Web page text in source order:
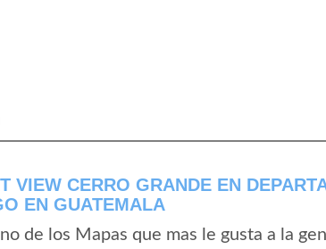
VIEW CERRO GRANDE EN
EN GUATEMALA
de los Mapas que mas le gusta a la